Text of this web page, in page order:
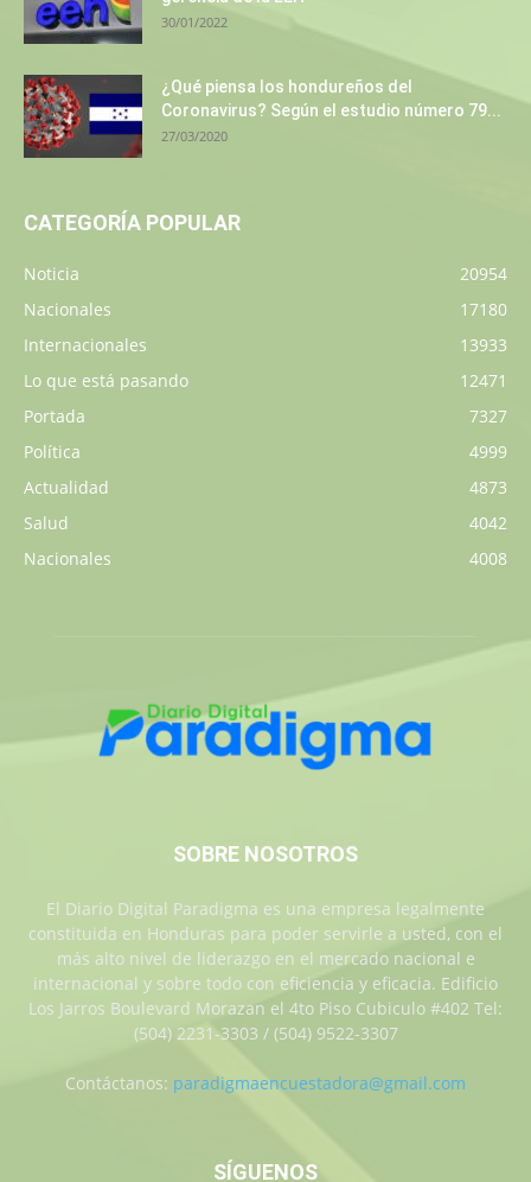
30/01/2022
¿Qué piensa los hondureños del
Coronavirus? Según el estudio número 79...
27/03/2020
CATEGORÍA POPULAR
Noticia
20954
Nacionales
17180
Internacionales
13933
Lo que está pasando
12471
Portada
7327
Política
4999
Actualidad
4873
Salud
4042
Nacionales
4008
SOBRE NOSOTROS
El Diario Digital Paradigma es una empresa legalmente
constituida en Honduras para poder servirle a usted, con el
más alto nivel de liderazgo en el mercado nacional e
internacional y sobre todo con eficiencia y eficacia. Edificio
Los Jarros Boulevard Morazan el 4to Piso Cubiculo #402 Tel:
(504) 2231-3303 / (504) 9522-3307
Contáctanos: paradigmaencuestadora@gmail.com
SÍGUENOS